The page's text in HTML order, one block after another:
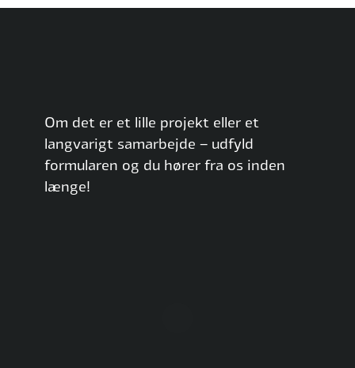
Om det er et lille projekt eller et
langvarigt samarbejde – udfyld
formularen og du hører fra os inden
længe!